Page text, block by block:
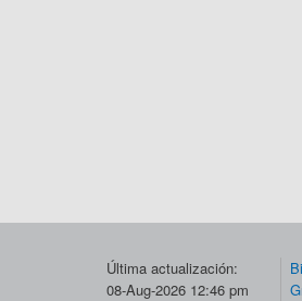
Última actualización:
08-Aug-2026 12:46 pm